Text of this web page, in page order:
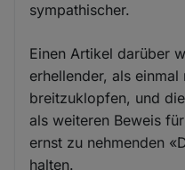
sympathischer.
Einen Artikel darüber
erhellender, als
breitzuklopfen, und
als weiteren Beweis
ernst zu nehmenden
halten.